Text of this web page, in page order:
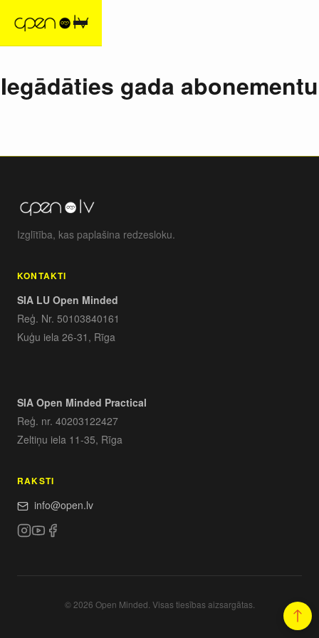
Iegādāties gada abonementu
Izglītība, kas paplašina redzesloku.
KONTAKTI
SIA LU Open Minded
Reģ. Nr. 50103840161
Kuģu iela 26-31, Rīga
SIA Open Minded Practical
Reģ. nr. 40203122427
Zeltiņu iela 11-35, Rīga
RAKSTI
info@open.lv
© 2026 Open Minded. Visas tiesības aizsargātas.